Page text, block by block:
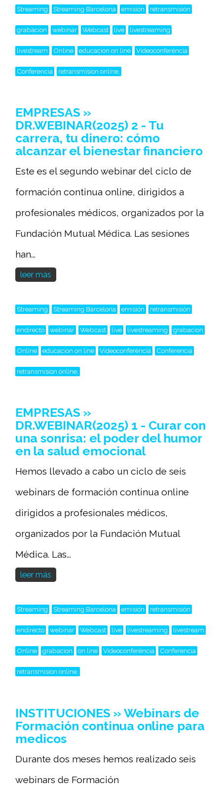
Streaming Streaming Barcelona emisión retransmisión
grabacion webinar Webcast live livestreaming
livestream Online educacion on line Videoconferéncia
Conferencia retransmision online,
EMPRESAS »
DR.WEBINAR(2025) 2 - Tu
carrera, tu dinero: cómo
alcanzar el bienestar financiero
Este es el segundo webinar del ciclo de
formación continua online, dirigidos a
profesionales médicos, organizados por la
Fundación Mutual Médica. Las sesiones
han...
leer más
Streaming Streaming Barcelona emisión retransmisión
endirecto webinar Webcast live livestreaming grabacion
Online educacion on line Videoconferéncia Conferencia
retransmision online,
EMPRESAS »
DR.WEBINAR(2025) 1 - Curar con
una sonrisa: el poder del humor
en la salud emocional
Hemos llevado a cabo un ciclo de seis
webinars de formación continua online
dirigidos a profesionales médicos,
organizados por la Fundación Mutual
Médica. Las...
leer más
Streaming Streaming Barcelona emisión retransmisión
endirecto webinar Webcast live livestreaming livestream
Online grabacion on line Videoconferéncia Conferencia
retransmision online,
INSTITUCIONES » Webinars de
Formación continua online para
medicos
Durante dos meses hemos realizado seis
webinars de Formación